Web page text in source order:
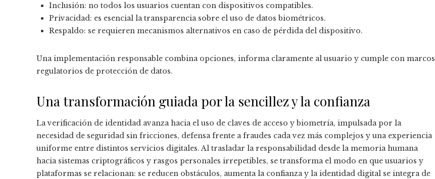
Inclusión: no todos los usuarios cuentan con dispositivos compatibles.
Privacidad: es esencial la transparencia sobre el uso de datos biométricos.
Respaldo: se requieren mecanismos alternativos en caso de pérdida del dispositivo.
Una implementación responsable combina opciones, informa claramente al usuario y cumple con marcos
regulatorios de protección de datos.
Una transformación guiada por la sencillez y la confianza
La verificación de identidad avanza hacia el uso de claves de acceso y biometría, impulsada por la
necesidad de seguridad sin fricciones, defensa frente a fraudes cada vez más complejos y una experiencia
uniforme entre distintos servicios digitales. Al trasladar la responsabilidad desde la memoria humana
hacia sistemas criptográficos y rasgos personales irrepetibles, se transforma el modo en que usuarios y
plataformas se relacionan: se reducen obstáculos, aumenta la confianza y la identidad digital se integra de